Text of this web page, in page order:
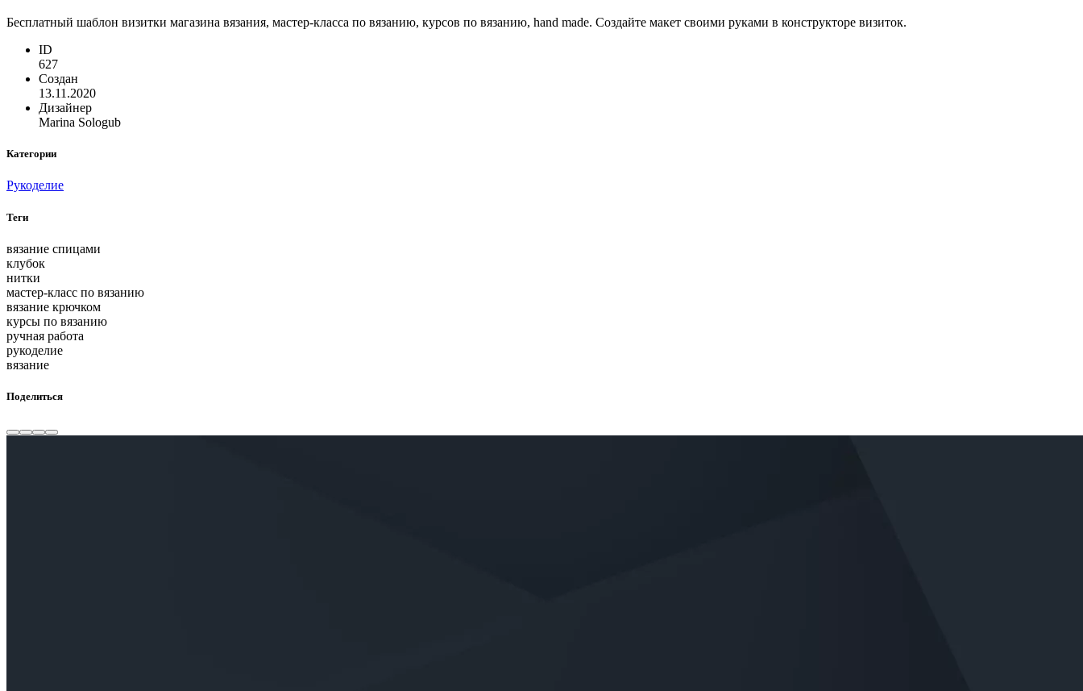
Бесплатный шаблон визитки магазина вязания, мастер-класса по вязанию, курсов по вязанию, hand made. Создайте макет своими руками в конструкторе визиток.
ID
627
Создан
13.11.2020
Дизайнер
Marina Sologub
Категории
Рукоделие
Теги
вязание спицами
клубок
нитки
мастер-класс по вязанию
вязание крючком
курсы по вязанию
ручная работа
рукоделие
вязание
Поделиться